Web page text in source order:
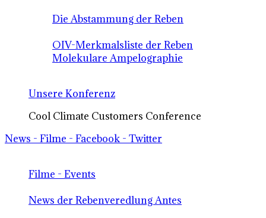
Die Abstammung der Reben
OIV-Merkmalsliste der Reben
Molekulare Ampelographie
Unsere Konferenz
Cool Climate Customers Conference
News - Filme - Facebook - Twitter
Filme - Events
News der Rebenveredlung Antes